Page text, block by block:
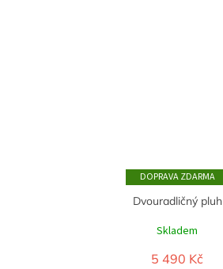
ZDARMA
Dvouradličný pluh
Skladem
5 490 Kč